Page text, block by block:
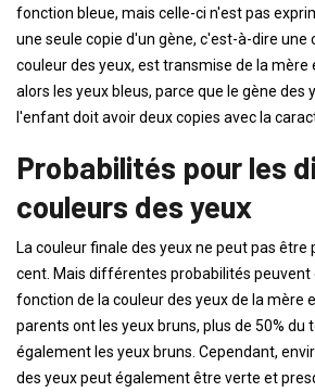
fonction bleue, mais celle-ci n'est pas
une seule copie d'un gène, c'est-à-dire une
couleur des yeux, est transmise de la mère
alors les yeux bleus, parce que le gène des
l'enfant doit avoir deux copies avec la
Probabilités pour les
couleurs des yeux
La couleur finale des yeux ne peut pas être
cent. Mais différentes probabilités
fonction de la couleur des yeux de la mère
parents ont les yeux bruns, plus de 50% du
également les yeux bruns. Cependant,
des yeux peut également être verte et